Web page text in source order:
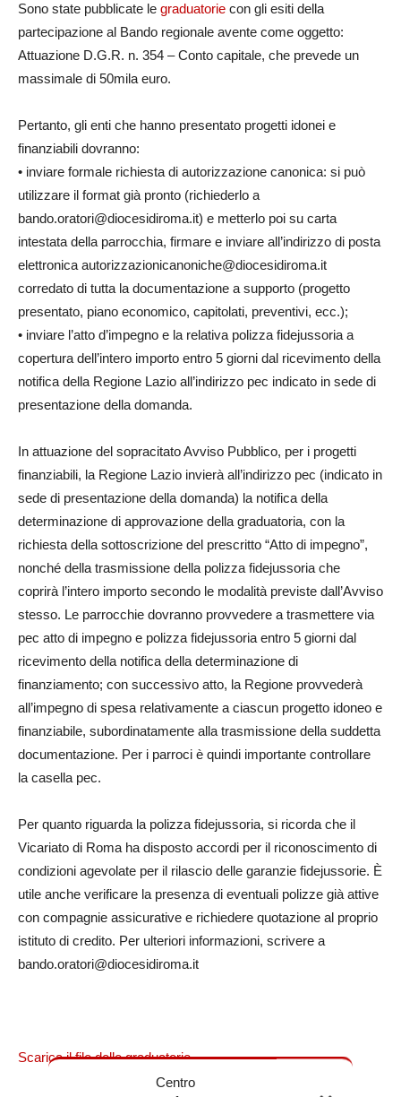
Centro
Sono state pubblicate le graduatorie con gli esiti della
partecipazione al Bando regionale avente come oggetto:
Attuazione D.G.R. n. 354 – Conto capitale, che prevede un
massimale di 50mila euro.
Pertanto, gli enti che hanno presentato progetti idonei e
finanziabili dovranno:
• inviare formale richiesta di autorizzazione canonica: si può
utilizzare il format già pronto (richiederlo a
bando.oratori@diocesidiroma.it) e metterlo poi su carta
intestata della parrocchia, firmare e inviare all’indirizzo di posta
elettronica autorizzazionicanoniche@diocesidiroma.it
corredato di tutta la documentazione a supporto (progetto
presentato, piano economico, capitolati, preventivi, ecc.);
• inviare l’atto d’impegno e la relativa polizza fidejussoria a
copertura dell’intero importo entro 5 giorni dal ricevimento della
notifica della Regione Lazio all’indirizzo pec indicato in sede di
presentazione della domanda.
In attuazione del sopracitato Avviso Pubblico, per i progetti
finanziabili, la Regione Lazio invierà all’indirizzo pec (indicato in
sede di presentazione della domanda) la notifica della
determinazione di approvazione della graduatoria, con la
richiesta della sottoscrizione del prescritto “Atto di impegno”,
nonché della trasmissione della polizza fidejussoria che
coprirà l’intero importo secondo le modalità previste dall’Avviso
stesso. Le parrocchie dovranno provvedere a trasmettere via
pec atto di impegno e polizza fidejussoria entro 5 giorni dal
ricevimento della notifica della determinazione di
finanziamento; con successivo atto, la Regione provvederà
all’impegno di spesa relativamente a ciascun progetto idoneo e
finanziabile, subordinatamente alla trasmissione della suddetta
documentazione. Per i parroci è quindi importante controllare
la casella pec.
Per quanto riguarda la polizza fidejussoria, si ricorda che il
Vicariato di Roma ha disposto accordi per il riconoscimento di
condizioni agevolate per il rilascio delle garanzie fidejussorie. È
utile anche verificare la presenza di eventuali polizze già attive
con compagnie assicurative e richiedere quotazione al proprio
istituto di credito. Per ulteriori informazioni, scrivere a
bando.oratori@diocesidiroma.it
Scarica il file delle graduatorie